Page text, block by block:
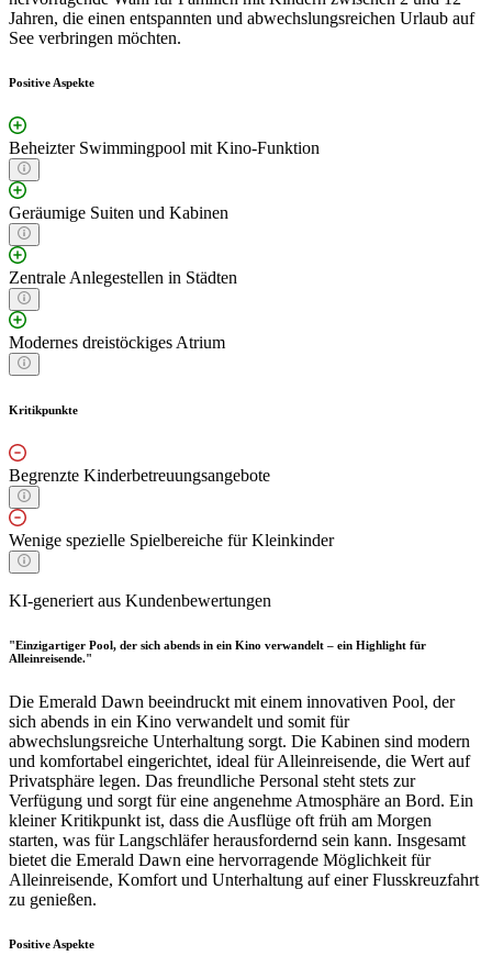
Jahren, die einen entspannten und abwechslungsreichen Urlaub auf
See verbringen möchten.
Positive Aspekte
Beheizter Swimmingpool mit Kino-Funktion
Geräumige Suiten und Kabinen
Zentrale Anlegestellen in Städten
Modernes dreistöckiges Atrium
Kritikpunkte
Begrenzte Kinderbetreuungsangebote
Wenige spezielle Spielbereiche für Kleinkinder
KI-generiert aus Kundenbewertungen
"Einzigartiger Pool, der sich abends in ein Kino verwandelt – ein Highlight für
Alleinreisende."
Die Emerald Dawn beeindruckt mit einem innovativen Pool, der
sich abends in ein Kino verwandelt und somit für
abwechslungsreiche Unterhaltung sorgt. Die Kabinen sind modern
und komfortabel eingerichtet, ideal für Alleinreisende, die Wert auf
Privatsphäre legen. Das freundliche Personal steht stets zur
Verfügung und sorgt für eine angenehme Atmosphäre an Bord. Ein
kleiner Kritikpunkt ist, dass die Ausflüge oft früh am Morgen
starten, was für Langschläfer herausfordernd sein kann. Insgesamt
bietet die Emerald Dawn eine hervorragende Möglichkeit für
Alleinreisende, Komfort und Unterhaltung auf einer Flusskreuzfahrt
zu genießen.
Positive Aspekte